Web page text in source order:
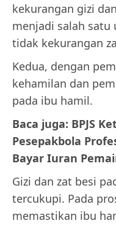
kekurangan gizi
menjadi salah satu
tidak kekurangan
Kedua, dengan
kehamilan dan
pada ibu hamil.
Baca juga: BPJS
Pesepakbola
Bayar Iuran
Gizi dan zat besi
tercukupi. Pada
memastikan ibu